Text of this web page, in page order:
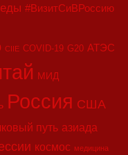
#ВизитСиВРоссию
CIIE COVID-19 G20 АТЭС
МИД
Россия США
путь азиада
космос медицина